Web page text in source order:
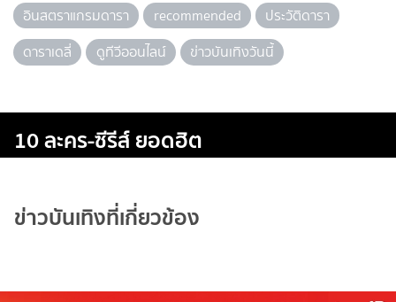
อินสตราแกรมดารา
recommended
ประวัติดารา
ดาราเดลี่
ดูทีวีออนไลน์ ข่าวบันเทิงวันนี้
10 ละคร-ซีรีส์ ยอดฮิต
ข่าวบันเทิงที่เกี่ยวข้อง